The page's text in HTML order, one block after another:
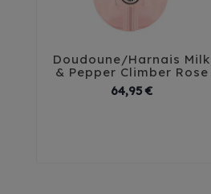
  
Doudoune/Harnais Milk
& Pepper Climber Rose
64,95 €Prix